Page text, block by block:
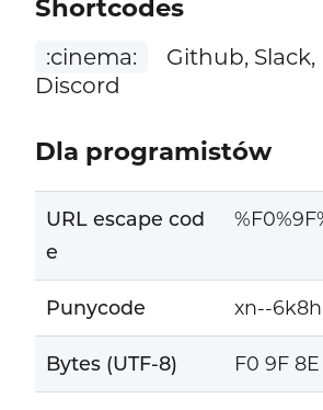
Shortcodes
:cinema:
Github,
Discord
Dla programistów
URL escape cod
e
Punycode xn--6k8h
Bytes (UTF-8) F0 9F